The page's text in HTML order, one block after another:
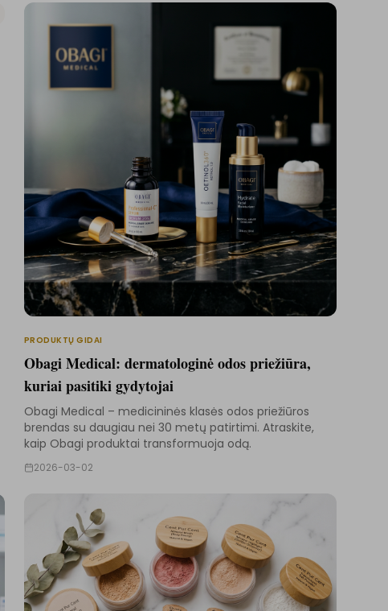
PRODUKTŲ GIDAI
Obagi Medical: dermatologinė odos priežiūra,
kuriai pasitiki gydytojai
Obagi Medical – medicininės klasės odos priežiūros
brendas su daugiau nei 30 metų patirtimi. Atraskite,
kaip Obagi produktai transformuoja odą.
2026-03-02